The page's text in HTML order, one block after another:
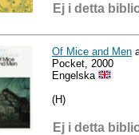
Ej i detta
Of Mice and Men
Pocket, 2000
Engelska
(H)
Ej i detta